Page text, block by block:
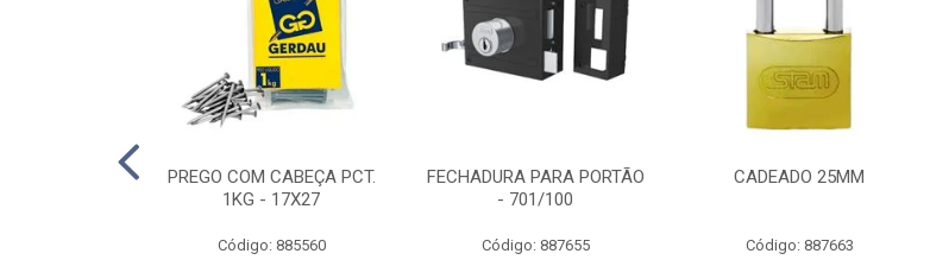
PREGO COM CABEÇA PCT.
1KG - 17X27
Código: 885560
FECHADURA PARA PORTÃO
- 701/100
Código: 887655
CADEADO 25MM
Código: 887663